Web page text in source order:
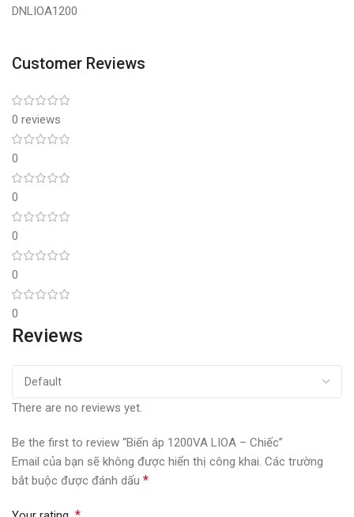
DNLIOA1200
Customer Reviews
0 reviews
0
0
0
0
0
Reviews
There are no reviews yet.
Be the first to review “Biến áp 1200VA LIOA – Chiếc”
Email của bạn sẽ không được hiển thị công khai. Các trường
bắt buộc được đánh dấu *